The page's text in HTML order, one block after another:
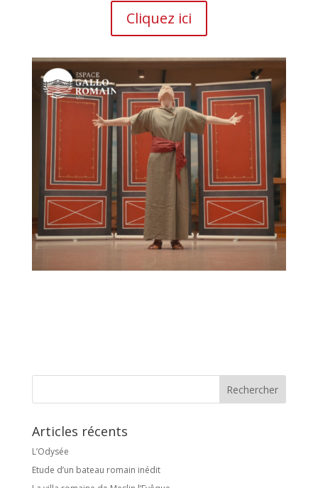
Cliquez ici
Articles récents
L’Odysée
Etude d’un bateau romain inédit